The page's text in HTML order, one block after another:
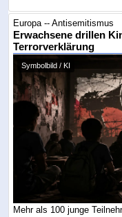
Europa -- Antisemitismus
Erwachsene drillen
Terrorverklärung
Symbolbild / KI
Mehr als 100 junge